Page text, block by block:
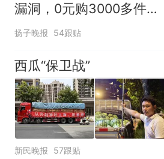
漏洞，0元购3000多件家
电！
扬子晚报 54跟贴
西瓜“保卫战”
新民晚报 57跟贴